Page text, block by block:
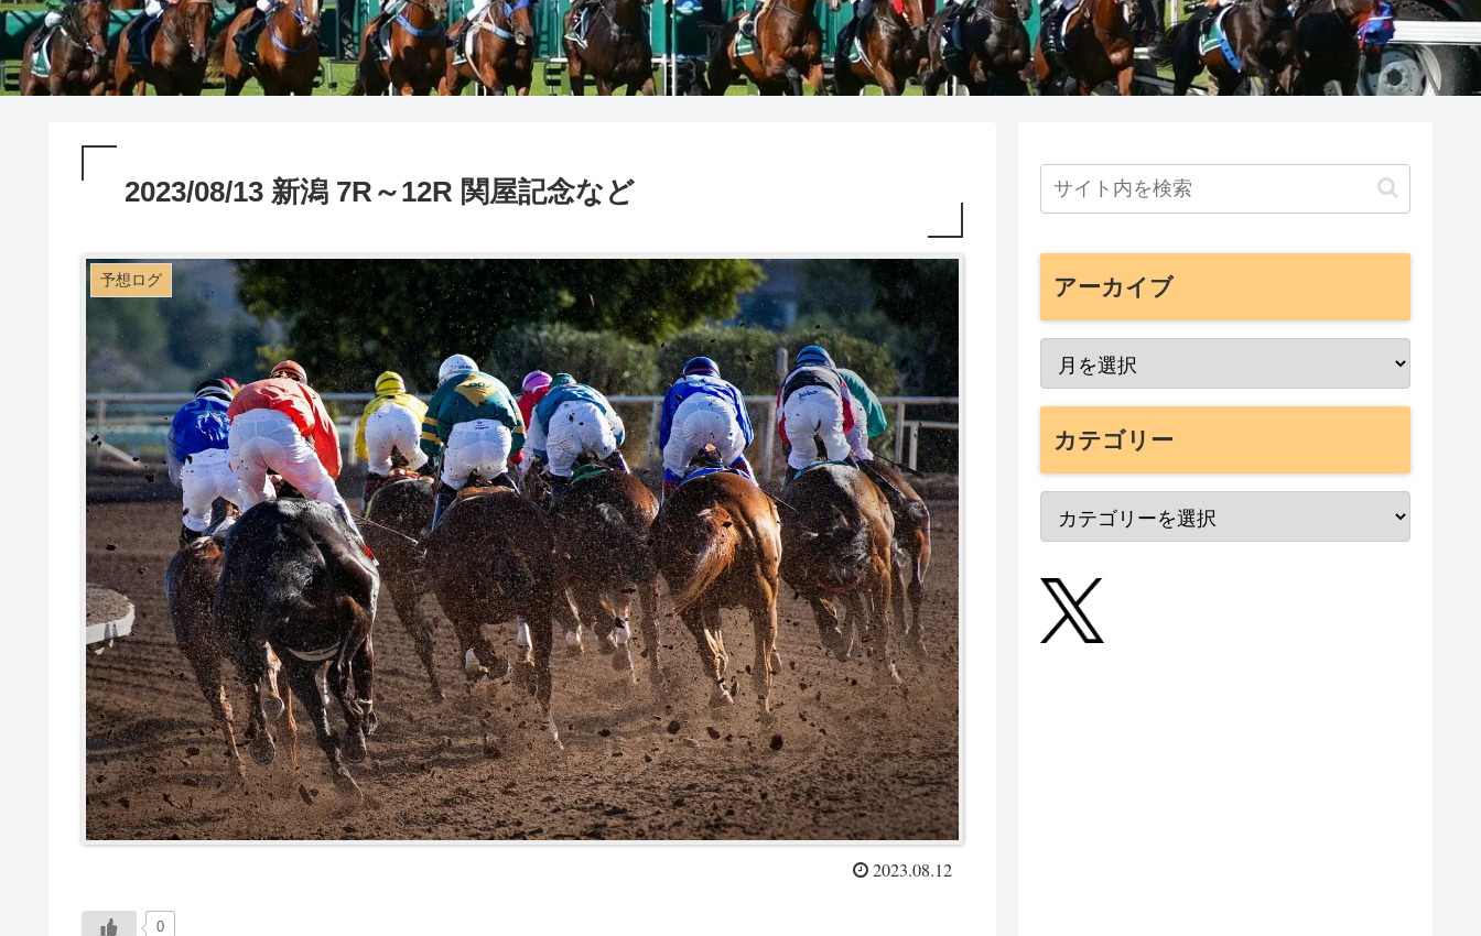
2023/08/13 新潟 7R～12R 関屋記念など
予想ログ
2023.08.12
0
アーカイブ
カテゴリー